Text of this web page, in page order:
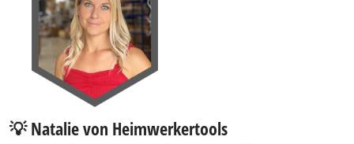
💡 Natalie von Heimwerkertools